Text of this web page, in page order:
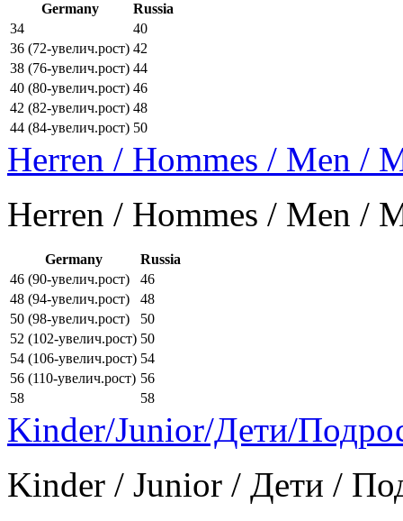
Germany
Russia
34
40
36 (72-увелич.рост) 42
38 (76-увелич.рост) 44
40 (80-увелич.рост) 46
42 (82-увелич.рост) 48
44 (84-увелич.рост) 50
Herren / Hommes / Men /
Herren / Hommes / Men /
Germany
Russia
46 (90-увелич.рост)
46
48 (94-увелич.рост)
48
50 (98-увелич.рост)
50
52 (102-увелич.рост) 50
54 (106-увелич.рост) 54
56 (110-увелич.рост) 56
58
58
Kinder/Junior/Дети/
Kinder / Junior / Дети /